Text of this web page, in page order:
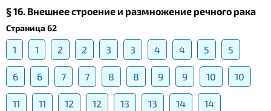
§ 16. Внешнее строение и размножение речного рака
Страница 62
1 1 2 2 3 3 4 4 5 5
6 6 7 7 8 8 9 9 10 10
11 11 12 12 13 13 14
14